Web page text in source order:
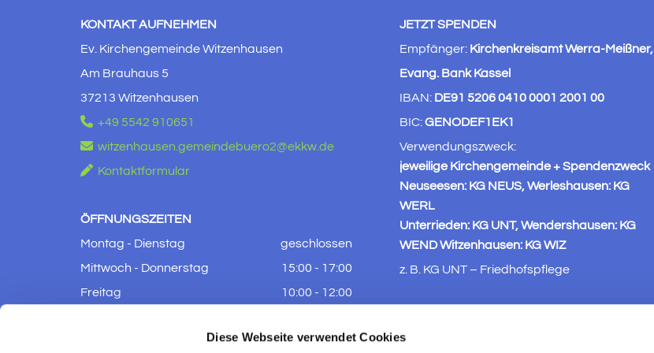
Diese Webseite verwendet Cookies
KONTAKT AUFNEHMEN
Ev. Kirchengemeinde Witzenhausen
Am Brauhaus 5
37213 Witzenhausen
 +49 5542 910651
 witzenhausen.gemeindebuero2@ekkw.de
 Kontaktformular
ÖFFNUNGSZEITEN
Montag - Dienstag
geschlossen
Mittwoch - Donnerstag
15:00 - 17:00
Freitag
10:00 - 12:00
JETZT SPENDEN
Empfänger: Kirchenkreisamt Werra-Meißner,
Evang. Bank Kassel
IBAN: DE91 5206 0410 0001 2001 00
BIC:GENODEF1EK1
Verwendungszweck:
jeweilige Kirchengemeinde + Spendenzweck
Neuseesen: KG NEUS, Werleshausen: KG
WERL
Unterrieden: KG UNT, Wendershausen: KG
WEND Witzenhausen: KG WIZ
z. B. KG UNT – Friedhofspflege